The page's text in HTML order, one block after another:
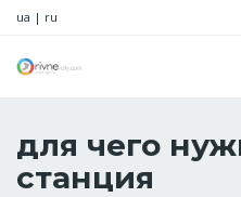
ua | ru
для чего
станция